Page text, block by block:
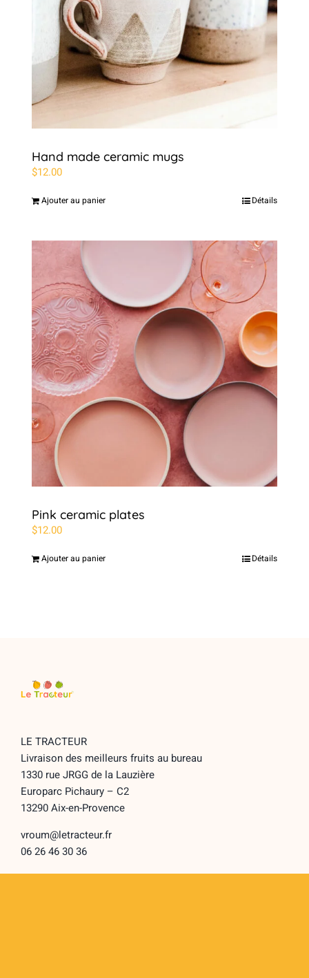
Hand made ceramic mugs
$12.00
Ajouter au panier Détails
Pink ceramic plates
$12.00
Ajouter au panier Détails
LE TRACTEUR
Livraison des meilleurs fruits au bureau
1330 rue JRGG de la Lauzière
Europarc Pichaury – C2
13290 Aix-en-Provence
vroum@letracteur.fr
06 26 46 30 36